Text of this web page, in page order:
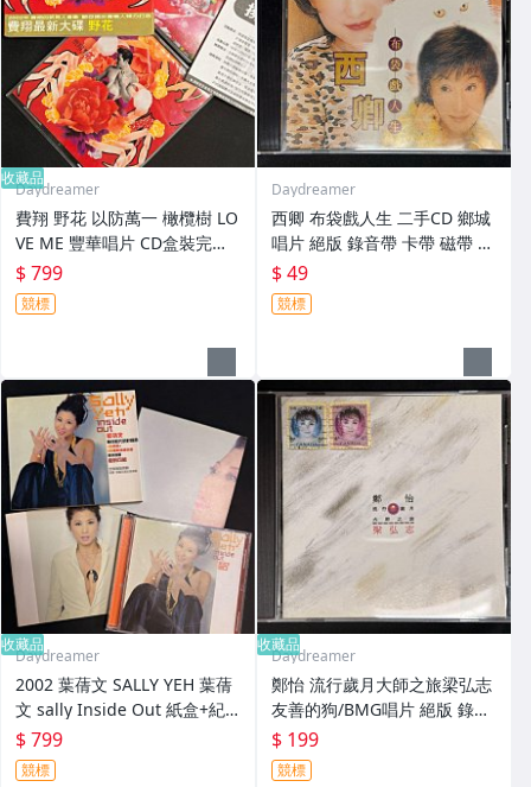
收藏品
Daydreamer
費翔 野花 以防萬一 橄欖樹 LO
VE ME 豐華唱片 CD盒裝完整
附資料卡/廣告單 絕版 錄音帶
卡帶 磁帶 非黑膠 非宣傳CD
$ 799
競標
Daydreamer
西卿 布袋戲人生 二手CD 鄉城
唱片 絕版 錄音帶 卡帶 磁帶 非
黑膠 非宣傳CD
$ 49
競標
收藏品
Daydreamer
2002 葉蒨文 SALLY YEH 葉蒨
文 sally Inside Out 紙盒+紀
念海報 絕版CD 非黑膠卡帶錄
音帶
$ 799
競標
收藏品
Daydreamer
鄭怡 流行歲月大師之旅梁弘志
友善的狗/BMG唱片 絕版 錄音
帶 卡帶 磁帶 非黑膠 非宣傳CD
$ 199
競標